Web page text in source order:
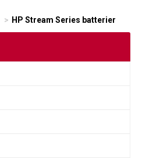
HP Stream Series batterier